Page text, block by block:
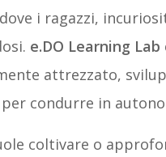
i ragazzi,
e.DO Learning Lab
attrezzato,
per condurre in
coltivare o